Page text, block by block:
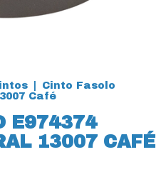
Cinto Fasolo
Café
E974374
13007 CAFÉ